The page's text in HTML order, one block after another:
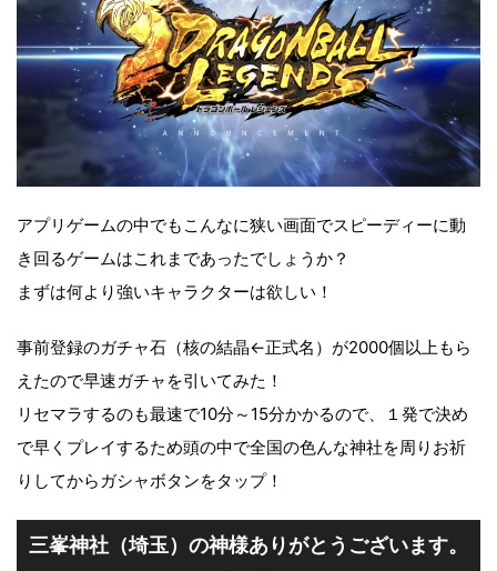
アプリゲームの中でもこんなに狭い画面でスピーディーに動
き回るゲームはこれまであったでしょうか？
まずは何より強いキャラクターは欲しい！
事前登録のガチャ石（核の結晶←正式名）が2000個以上もら
えたので早速ガチャを引いてみた！
リセマラするのも最速で10分～15分かかるので、１発で決め
で早くプレイするため頭の中で全国の色んな神社を周りお祈
りしてからガシャボタンをタップ！
三峯神社（埼玉）の神様ありがとうございます。